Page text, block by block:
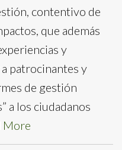
contentivo de
que además
y
patrocinantes y
de gestión
a los ciudadanos
More